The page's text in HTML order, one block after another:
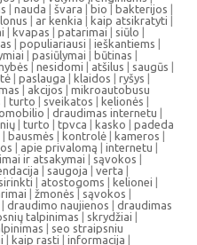
| nauda | švara |bio | bakterijos |
| ar kenkia | kaip atsikratyti |
| kvapas | patarimai | siūlo |
| populiariausi | ieškantiems |
| pasiūlymai | būtinas |
| nesidomi | atšilus | saugūs |
| paslauga | klaidos | ryšys |
| akcijos | mikroautobusu
| turto | sveikatos | kelionės |
| draudimas internetu |
| turto | tpvca | kasko | padeda
| bausmės | kontrolė | kameros |
| apie privalomą | internetu |
ir atsakymai | sąvokos |
| saugoja | verta |
| atostogoms | kelionei |
| žmonės | sąvokos |
| draudimo naujienos | draudimas
talpinimas | skrydžiai |
| seo straipsniu
| kaip rasti | informacija |